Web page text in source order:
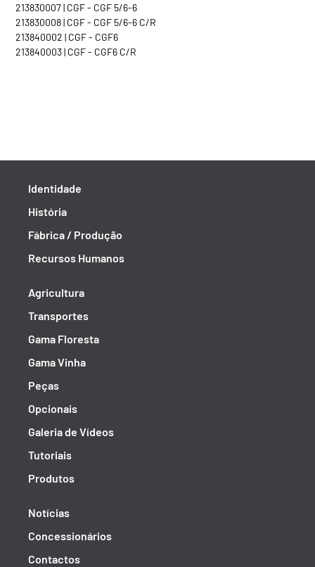
213830007 | CGF - CGF 5/6-6
213830008 | CGF - CGF 5/6-6 C/R
213840002 | CGF - CGF6
213840003 | CGF - CGF6 C/R
Identidade
História
Fábrica / Produção
Recursos Humanos
Agricultura
Transportes
Gama Floresta
Gama Vinha
Peças
Opcionais
Galeria de Vídeos
Tutoriais
Produtos
Notícias
Concessionários
Contactos